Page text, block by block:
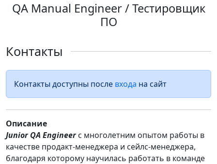
QA Manual Engineer / Тестировщик
ПО
Контакты
Контакты доступны после входа на сайт
Описание
Junior QA Engineerс многолетним опытом работы в
качестве продакт-менеджера и сейлс-менеджера,
благодаря которому научилась работать в команде